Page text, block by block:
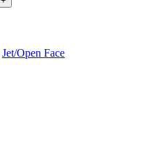
Jet/Open Face